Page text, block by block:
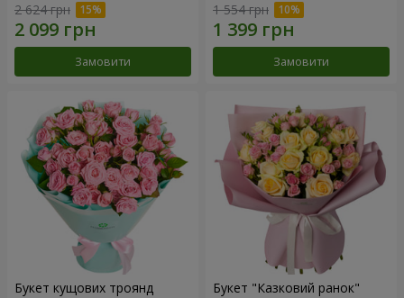
2 624 грн
Замовити
1 554 грн
Замовити
Букет кущових троянд Букет "Казковий ранок"